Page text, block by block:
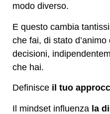
modo diverso.
E questo cambia
che fai, di stato
decisioni,
che hai.
Definisce il tuo
Il mindset influenza la